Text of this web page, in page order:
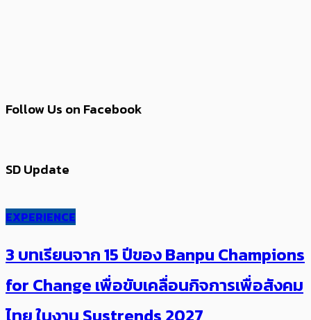
Follow Us on Facebook
SD Update
EXPERIENCE
3 บทเรียนจาก 15 ปีของ Banpu Champions
for Change เพื่อขับเคลื่อนกิจการเพื่อสังคม